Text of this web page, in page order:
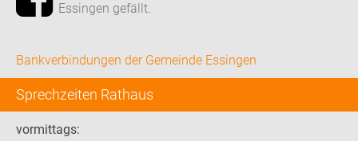
Essingen gefällt.
Bankverbindungen der Gemeinde Essingen
Sprechzeiten Rathaus
vormittags: